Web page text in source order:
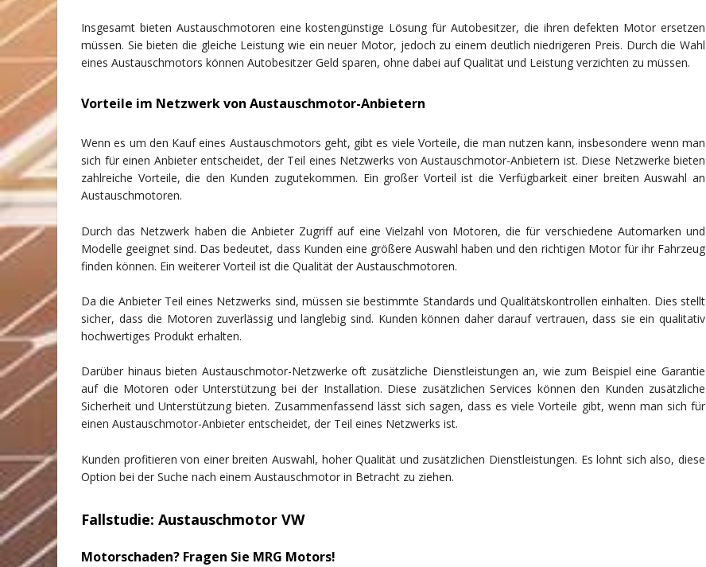
Insgesamt bieten Austauschmotoren eine kostengünstige Lösung für Autobesitzer, die ihren defekten Motor ersetzen
müssen. Sie bieten die gleiche Leistung wie ein neuer Motor, jedoch zu einem deutlich niedrigeren Preis. Durch die Wahl
eines Austauschmotors können Autobesitzer Geld sparen, ohne dabei auf Qualität und Leistung verzichten zu müssen.
Vorteile im Netzwerk von Austauschmotor-Anbietern
Wenn es um den Kauf eines Austauschmotors geht, gibt es viele Vorteile, die man nutzen kann, insbesondere wenn man
sich für einen Anbieter entscheidet, der Teil eines Netzwerks von Austauschmotor-Anbietern ist. Diese Netzwerke bieten
zahlreiche Vorteile, die den Kunden zugutekommen. Ein großer Vorteil ist die Verfügbarkeit einer breiten Auswahl an
Austauschmotoren.
Durch das Netzwerk haben die Anbieter Zugriff auf eine Vielzahl von Motoren, die für verschiedene Automarken und
Modelle geeignet sind. Das bedeutet, dass Kunden eine größere Auswahl haben und den richtigen Motor für ihr Fahrzeug
finden können. Ein weiterer Vorteil ist die Qualität der Austauschmotoren.
Da die Anbieter Teil eines Netzwerks sind, müssen sie bestimmte Standards und Qualitätskontrollen einhalten. Dies stellt
sicher, dass die Motoren zuverlässig und langlebig sind. Kunden können daher darauf vertrauen, dass sie ein qualitativ
hochwertiges Produkt erhalten.
Darüber hinaus bieten Austauschmotor-Netzwerke oft zusätzliche Dienstleistungen an, wie zum Beispiel eine Garantie
auf die Motoren oder Unterstützung bei der Installation. Diese zusätzlichen Services können den Kunden zusätzliche
Sicherheit und Unterstützung bieten. Zusammenfassend lässt sich sagen, dass es viele Vorteile gibt, wenn man sich für
einen Austauschmotor-Anbieter entscheidet, der Teil eines Netzwerks ist.
Kunden profitieren von einer breiten Auswahl, hoher Qualität und zusätzlichen Dienstleistungen. Es lohnt sich also, diese
Option bei der Suche nach einem Austauschmotor in Betracht zu ziehen.
Fallstudie: Austauschmotor VW
Motorschaden? Fragen Sie MRG Motors!